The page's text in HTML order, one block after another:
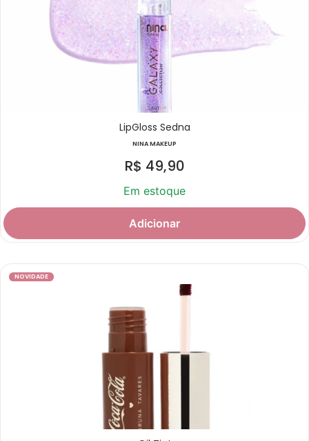
LipGloss Sedna
NINA MAKEUP
R$ 49,90
Em estoque
Adicionar
NOVIDADE